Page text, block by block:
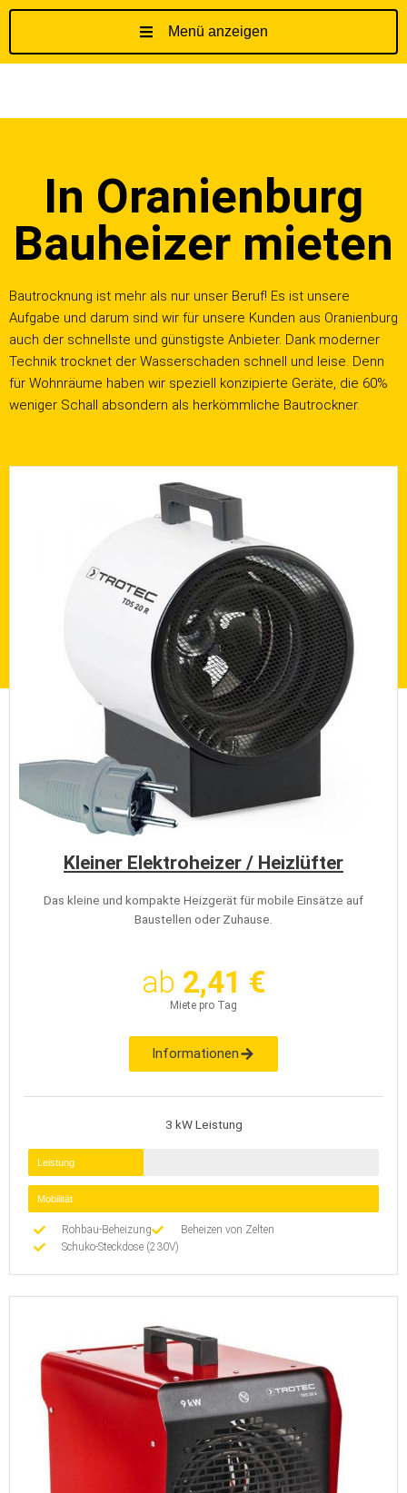
t
r
i
g
e
Menü anzeigen
In Oranienburg
Bauheizer mieten
Bautrocknung ist mehr als nur unser Beruf! Es ist unsere
Aufgabe und darum sind wir für unsere Kunden aus Oranienburg
auch der schnellste und günstigste Anbieter. Dank moderner
Technik trocknet der Wasserschaden schnell und leise. Denn
für Wohnräume haben wir speziell konzipierte Geräte, die 60%
weniger Schall absondern als herkömmliche Bautrockner.
Kleiner Elektroheizer / Heizlüfter
Das kleine und kompakte Heizgerät für mobile Einsätze auf
Baustellen oder Zuhause.
ab 2,41 €
Miete pro Tag
Informationen
3 kW Leistung
Leistung
Mobilität
Rohbau-Beheizung
Beheizen von Zelten
Schuko-Steckdose (230V)